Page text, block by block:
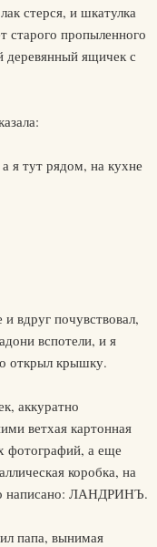
стерся, и шкатулка
старого пропыленного
ящичек с
я тут рядом, на кухне
вдруг почувствовал,
вспотели, и я
открыл крышку.
аккуратно
ветхая картонная
фотографий, а еще
коробка, на
написано: ЛАНДРИНЪ.
папа, вынимая